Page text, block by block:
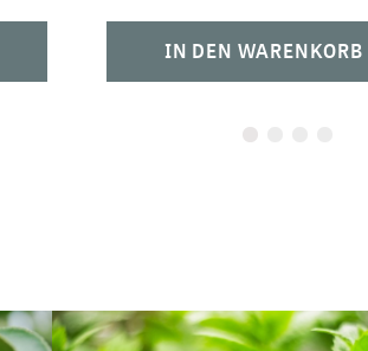
IN DEN WARENKORB